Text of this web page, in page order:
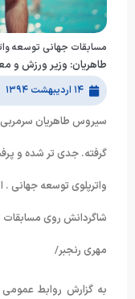
مسابقات جهانی توسعه
طاهریان: وزیر ورزش و
۱۴ اردیبهشت ۱۳۹۴
سیروس طاهریان سرمربی
واترپلوی توسعه جهانی
شاگردانش روی مسابقات
مهری رنجبر/
به گزارش روابط عمومی